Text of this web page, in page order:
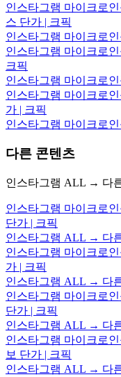
인스타그램 마이크로
스 단가 | 크픽
인스타그램 마이크로
인스타그램 마이크로
크픽
인스타그램 마이크로
인스타그램 마이크로
가 | 크픽
인스타그램 마이크로
다른 콘텐츠
인스타그램 ALL → 다
인스타그램 마이크로
단가 | 크픽
인스타그램 ALL → 다
인스타그램 마이크로
가 | 크픽
인스타그램 ALL → 다
인스타그램 마이크로
단가 | 크픽
인스타그램 ALL → 다
인스타그램 마이크로
보 단가 | 크픽
인스타그램 ALL → 다